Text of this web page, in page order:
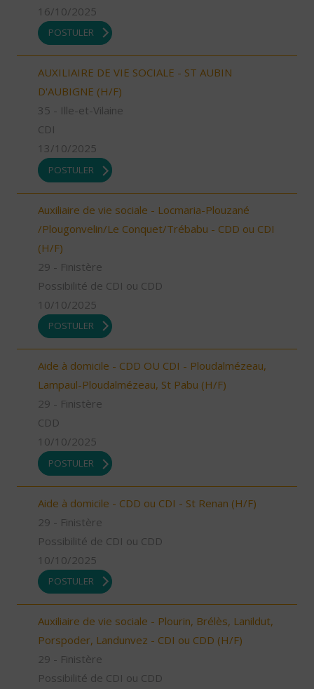
16/10/2025
POSTULER
AUXILIAIRE DE VIE SOCIALE - ST AUBIN
D'AUBIGNE (H/F)
35 - Ille-et-Vilaine
CDI
13/10/2025
POSTULER
Auxiliaire de vie sociale - Locmaria-Plouzané
/Plougonvelin/Le Conquet/Trébabu - CDD ou CDI
(H/F)
29 - Finistère
Possibilité de CDI ou CDD
10/10/2025
POSTULER
Aide à domicile - CDD OU CDI - Ploudalmézeau,
Lampaul-Ploudalmézeau, St Pabu (H/F)
29 - Finistère
CDD
10/10/2025
POSTULER
Aide à domicile - CDD ou CDI - St Renan (H/F)
29 - Finistère
Possibilité de CDI ou CDD
10/10/2025
POSTULER
Auxiliaire de vie sociale - Plourin, Brélès, Lanildut,
Porspoder, Landunvez - CDI ou CDD (H/F)
29 - Finistère
Possibilité de CDI ou CDD